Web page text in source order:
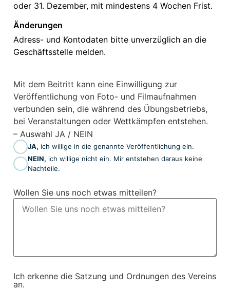
oder 31. Dezember, mit mindestens 4 Wochen Frist.
Änderungen
Adress- und Kontodaten bitte unverzüglich an die
Geschäftsstelle melden.
Mit dem Beitritt kann eine Einwilligung zur
Veröffentlichung von Foto- und Filmaufnahmen
verbunden sein, die während des Übungsbetriebs,
bei Veranstaltungen oder Wettkämpfen entstehen.
– Auswahl JA / NEIN
JA, ich willige in die genannte Veröffentlichung ein.
NEIN, ich willige nicht ein. Mir entstehen daraus keine
Nachteile.
Wollen Sie uns noch etwas mitteilen?
Ich erkenne die Satzung und Ordnungen des Vereins
an.